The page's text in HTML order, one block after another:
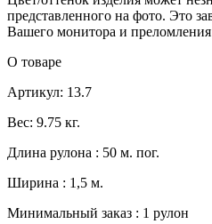
представленного на фото. Это
Вашего монитора и преломления
О товаре
Артикул: 13.7
Вес: 9.75 кг.
Длина рулона : 50 м. пог.
Ширина : 1,5 м.
Минимальный заказ : 1 рулон